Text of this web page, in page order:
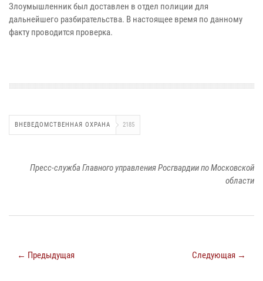
Злоумышленник был доставлен в отдел полиции для
дальнейшего разбирательства. В настоящее время по данному
факту проводится проверка.
ВНЕВЕДОМСТВЕННАЯ ОХРАНА 2185
Пресс-служба Главного управления Росгвардии по Московской
области
← Предыдущая Следующая →